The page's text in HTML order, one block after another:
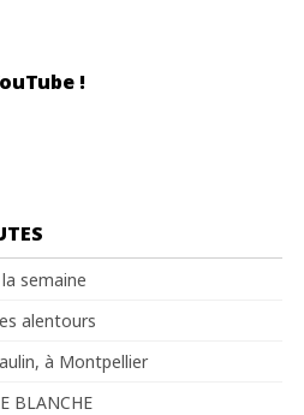
!
semaine
alentours
à Montpellier
BLANCHE